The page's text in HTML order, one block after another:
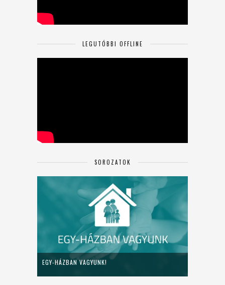
LEGUTÓBBI OFFLINE
SOROZATOK
EGY-HÁZBAN VAGYUNK!